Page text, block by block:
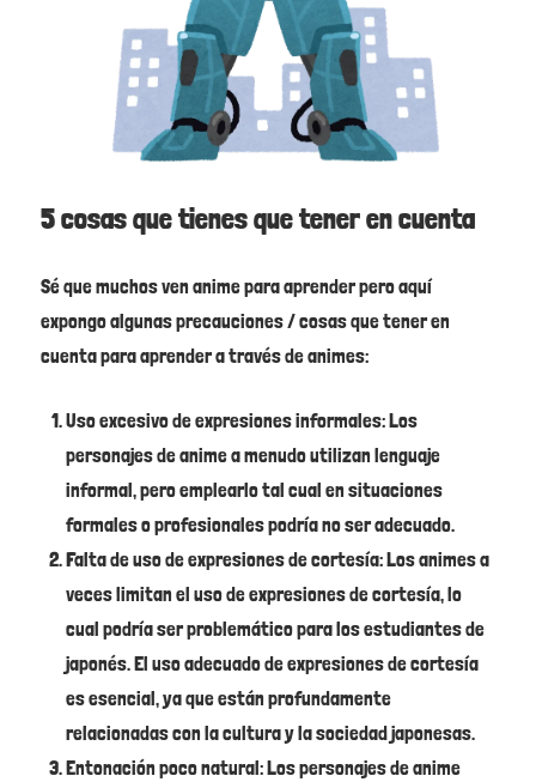
5 cosas que tienes que tener en cuenta
Sé que muchos ven anime para aprender pero aquí
expongo algunas precauciones / cosas que tener en
cuenta para aprender a través de animes:
Uso excesivo de expresiones informales: Los
personajes de anime a menudo utilizan lenguaje
informal, pero emplearlo tal cual en situaciones
formales o profesionales podría no ser adecuado.
Falta de uso de expresiones de cortesía: Los animes a
veces limitan el uso de expresiones de cortesía, lo
cual podría ser problemático para los estudiantes de
japonés. El uso adecuado de expresiones de cortesía
es esencial, ya que están profundamente
relacionadas con la cultura y la sociedad japonesas.
Entonación poco natural: Los personajes de anime